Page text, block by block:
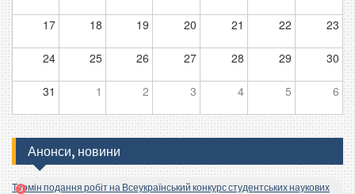
17 18 19 20 21 22 23
24 25 26 27 28 29 30
31 1 2 3 4 5 6
Анонси, новини
Термін подання робіт на Всеукраїнський конкурс студентських наукових